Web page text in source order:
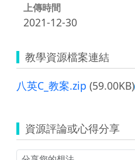
上傳時間
2021-12-30
教學資源檔案連結
八英C_教案.zip (59.00KB)
資源評論或心得分享